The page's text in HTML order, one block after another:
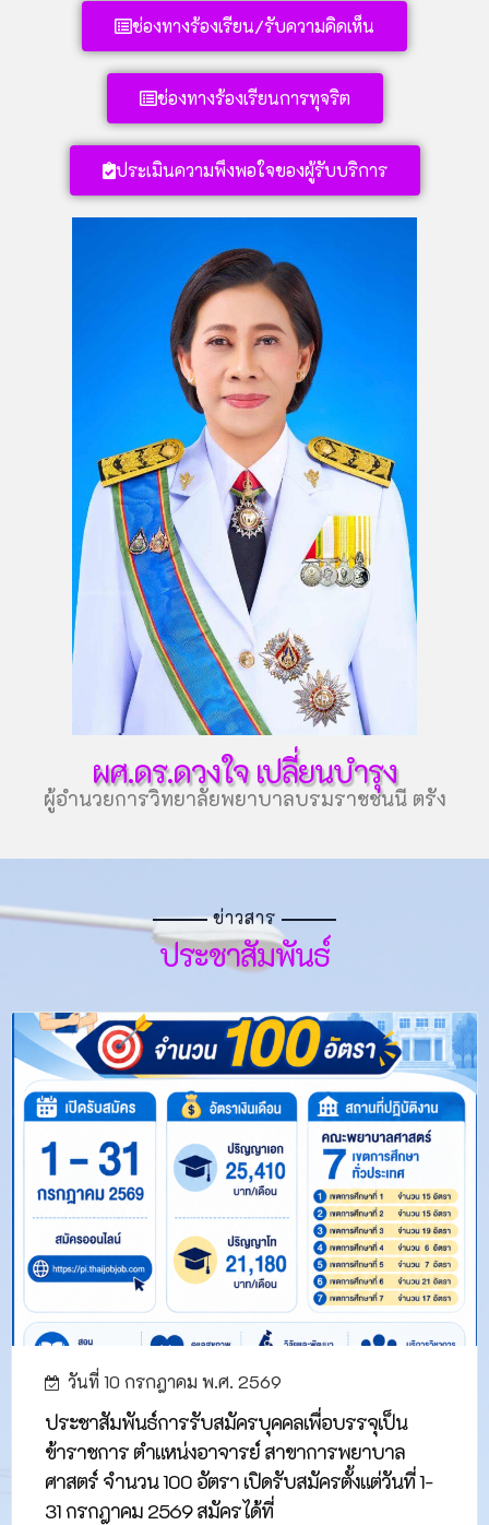
ช่องทางร้องเรียน/รับความคิดเห็น
ช่องทางร้องเรียนการทุจริต
ประเมินความพึงพอใจของผู้รับบริการ
ผศ.ดร.ดวงใจ เปลี่ยนบำรุง
ผู้อำนวยการวิทยาลัยพยาบาลบรมราชชนนี ตรัง
ข่าวสาร
ประชาสัมพันธ์
วันที่ 10 กรกฎาคม พ.ศ. 2569
ประชาสัมพันธ์การรับสมัครบุคคลเพื่อบรรจุเป็น
ข้าราชการ ตำแหน่งอาจารย์ สาขาการพยาบาล
ศาสตร์ จำนวน 100 อัตรา เปิดรับสมัครตั้งแต่วันที่ 1-
31 กรกฎาคม 2569 สมัครได้ที่